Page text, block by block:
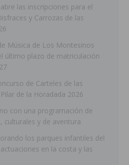
las inscripciones para el
y Carrozas de las
Música de Los Montesinos
último plazo de matriculación
de Carteles de las
de la Horadada 2026
con una programación de
culturales y de aventura
los parques infantiles del
en la costa y las